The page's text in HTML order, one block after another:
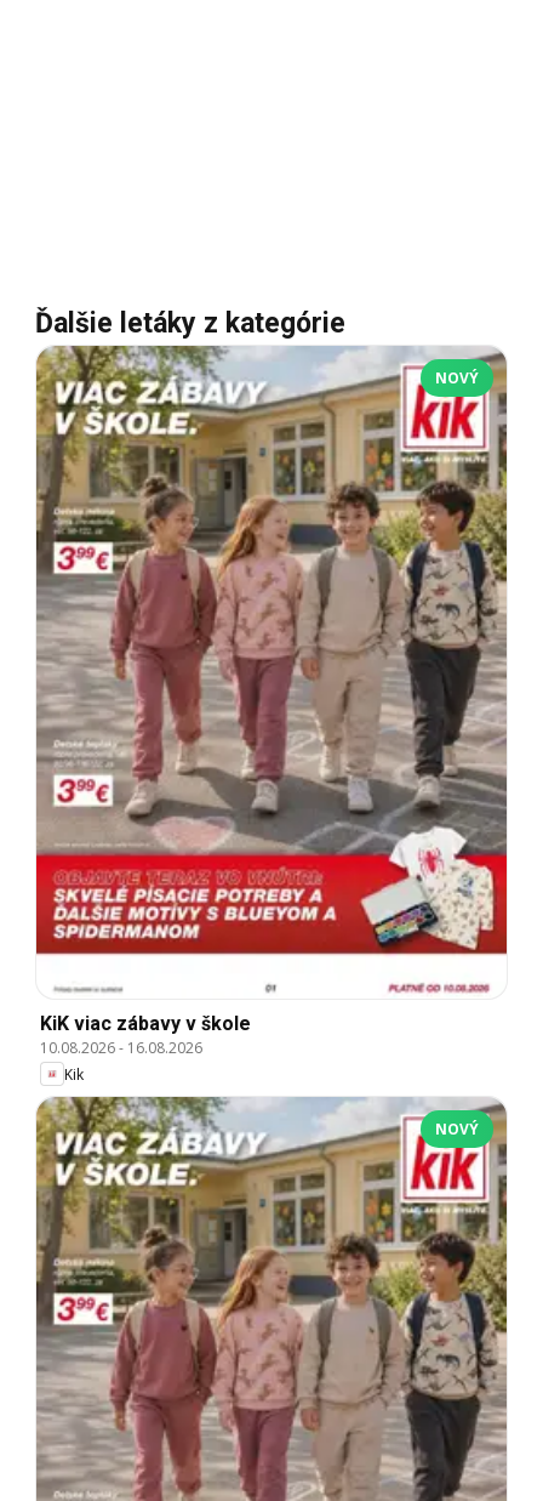
Ďalšie letáky z kategórie
NOVÝ
KiK viac zábavy v škole
10.08.2026- 16.08.2026
Kik
NOVÝ